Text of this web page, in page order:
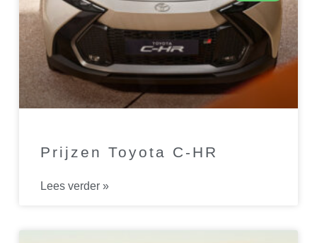
Prijzen Toyota C-HR
Lees verder »